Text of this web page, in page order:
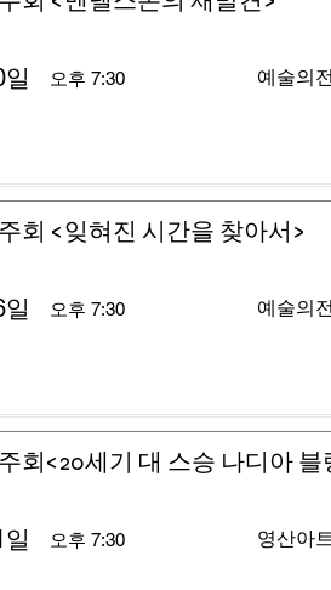
오후 7:30 예술의
회 <잊혀진 시간을 찾아서>
오후 7:30 예술의
회<20세기 대 스승 나디아
오후 7:30 영산아